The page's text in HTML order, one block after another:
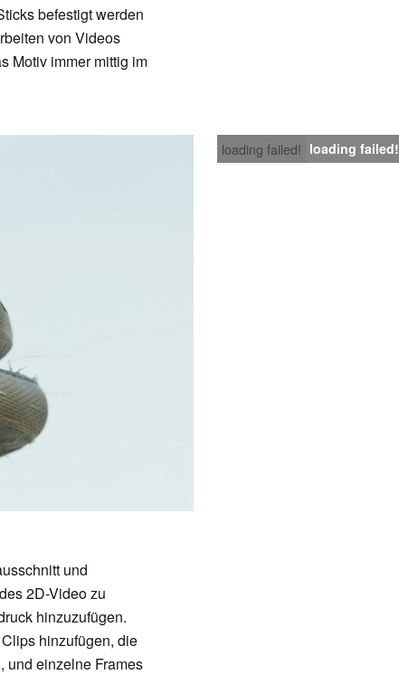
befestigt werden
von Videos
Motiv immer mittig im
loading failed! loading failed!
und
2D-Video zu
hinzuzufügen.
hinzufügen, die
und einzelne Frames